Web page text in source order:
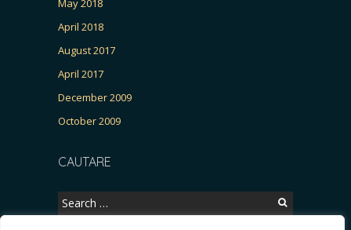
May 2018
April 2018
August 2017
April 2017
December 2009
October 2009
CAUTARE
Search
for: